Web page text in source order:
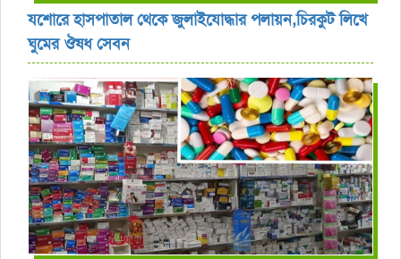
যশোরে হাসপাতাল থেকে জুলাইযোদ্ধার পলায়ন,চিরকুট লিখে
ঘুমের ঔষধ সেবন